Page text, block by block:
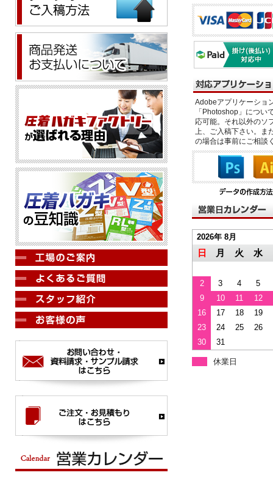
Adobeアプリケーショ
「Photoshop」につい
応可能。それ以外のソ
上、ご入稿下さい。ま
の場合は事前にご相談
2026年 8月
日 月 火 水
2 3 4
5
9
10 11
12
16
17 18
19
23
24 25
26
30
31
休業日